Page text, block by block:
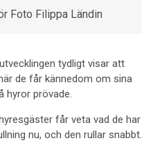
Foto Filippa Ländin
tydligt visar att
de får kännedom om sina
hyror prövade.
får veta vad de har
nu, och den rullar snabbt.